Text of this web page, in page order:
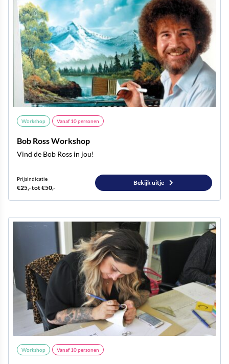
Workshop Vanaf10personen
Bob Ross Workshop
Vind de Bob Ross in jou!
Prijsindicatie
€25,- tot €50,-
Bekijk uitje
Workshop Vanaf10personen